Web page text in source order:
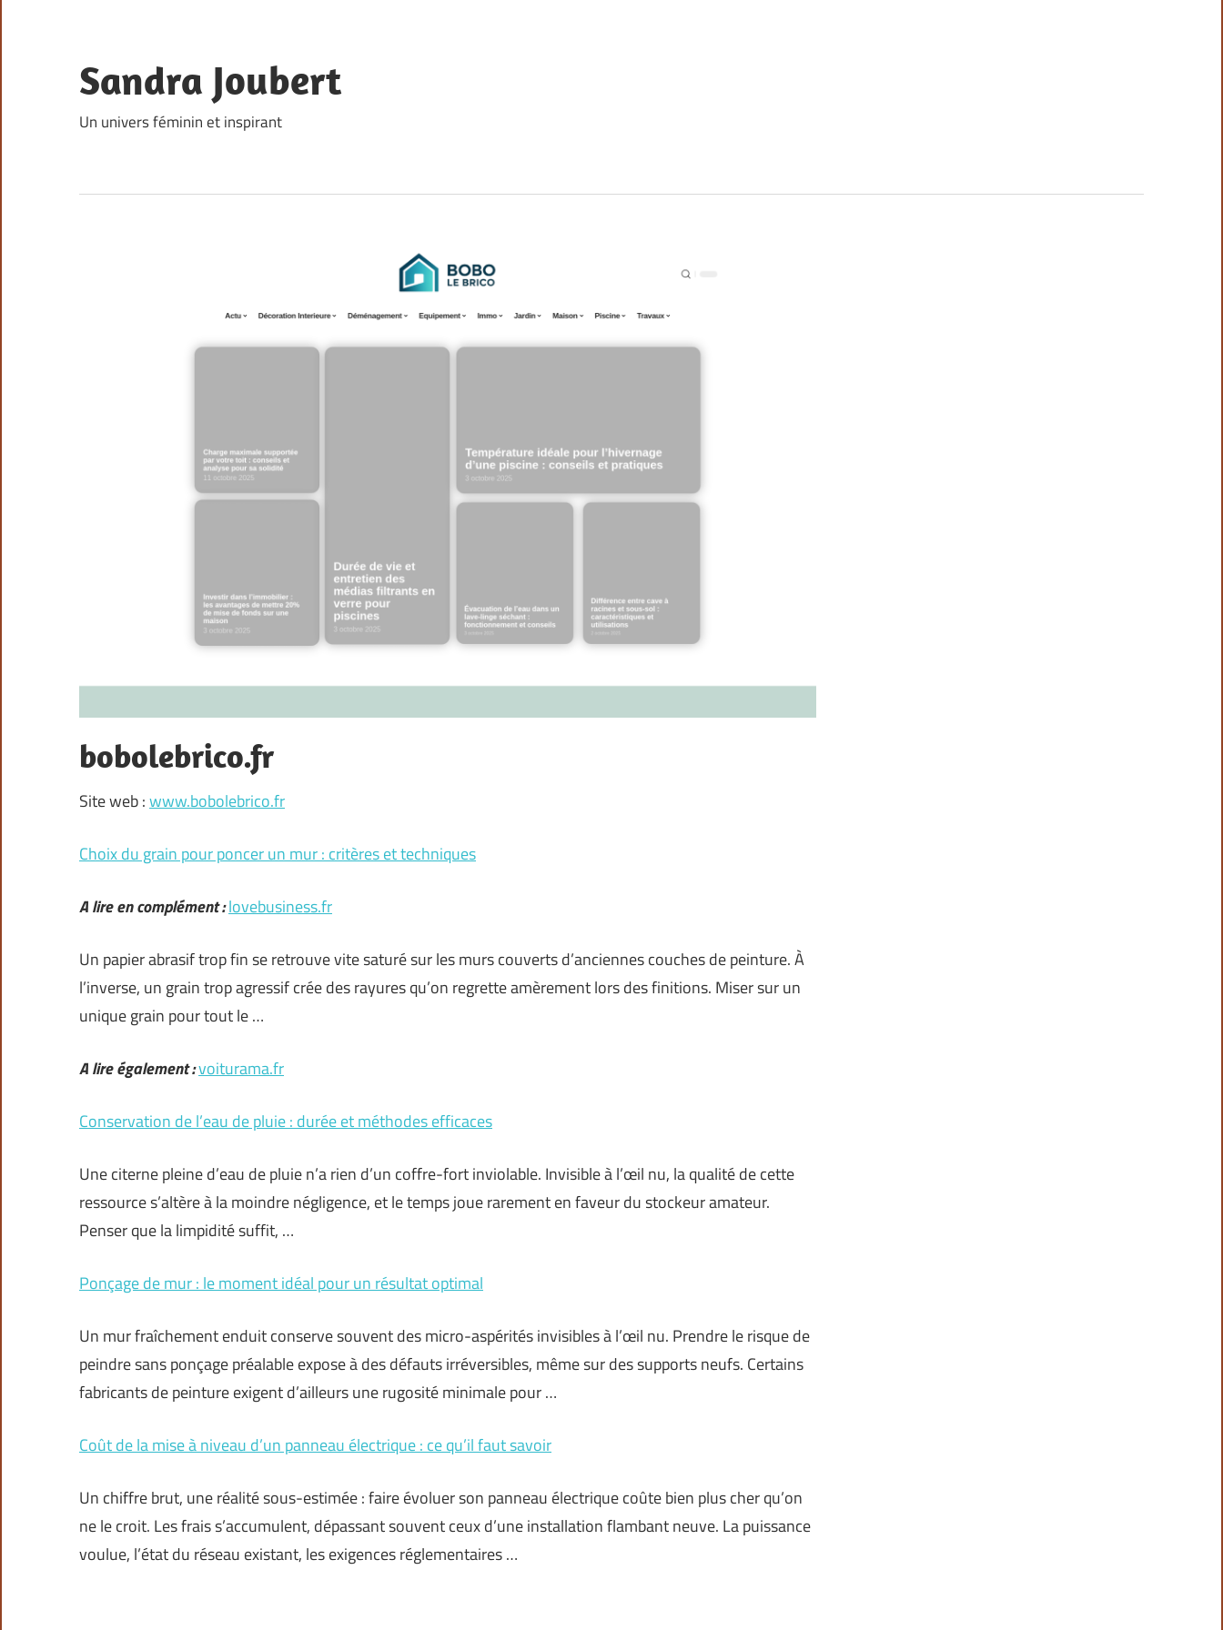
content
Sandra Joubert
Un univers féminin et inspirant
bobolebrico.fr
Site web :www.bobolebrico.fr
Choix du grain pour poncer un mur : critères et techniques
A lire en complément :lovebusiness.fr
Un papier abrasif trop fin se retrouve vite saturé sur les murs couverts d’anciennes couches de peinture. À
l’inverse, un grain trop agressif crée des rayures qu’on regrette amèrement lors des finitions. Miser sur un
unique grain pour tout le …
A lire également :voiturama.fr
Conservation de l’eau de pluie : durée et méthodes efficaces
Une citerne pleine d’eau de pluie n’a rien d’un coffre-fort inviolable. Invisible à l’œil nu, la qualité de cette
ressource s’altère à la moindre négligence, et le temps joue rarement en faveur du stockeur amateur.
Penser que la limpidité suffit, …
Ponçage de mur : le moment idéal pour un résultat optimal
Un mur fraîchement enduit conserve souvent des micro-aspérités invisibles à l’œil nu. Prendre le risque de
peindre sans ponçage préalable expose à des défauts irréversibles, même sur des supports neufs. Certains
fabricants de peinture exigent d’ailleurs une rugosité minimale pour …
Coût de la mise à niveau d’un panneau électrique : ce qu’il faut savoir
Un chiffre brut, une réalité sous-estimée : faire évoluer son panneau électrique coûte bien plus cher qu’on
ne le croit. Les frais s’accumulent, dépassant souvent ceux d’une installation flambant neuve. La puissance
voulue, l’état du réseau existant, les exigences réglementaires …